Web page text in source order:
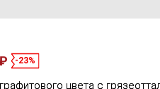
-23%
цвета с